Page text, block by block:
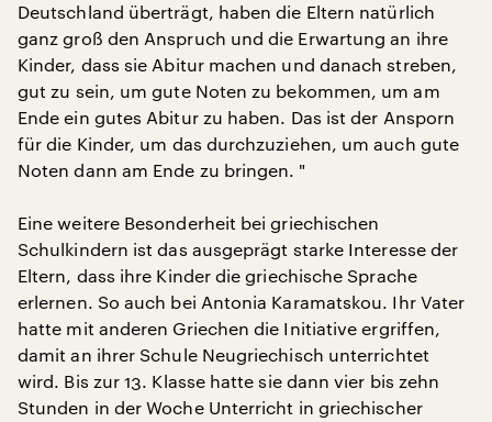
Deutschland überträgt, haben die Eltern natürlich
ganz groß den Anspruch und die Erwartung an ihre
Kinder, dass sie Abitur machen und danach streben,
gut zu sein, um gute Noten zu bekommen, um am
Ende ein gutes Abitur zu haben. Das ist der Ansporn
für die Kinder, um das durchzuziehen, um auch gute
Noten dann am Ende zu bringen. "
Eine weitere Besonderheit bei griechischen
Schulkindern ist das ausgeprägt starke Interesse der
Eltern, dass ihre Kinder die griechische Sprache
erlernen. So auch bei Antonia Karamatskou. Ihr Vater
hatte mit anderen Griechen die Initiative ergriffen,
damit an ihrer Schule Neugriechisch unterrichtet
wird. Bis zur 13. Klasse hatte sie dann vier bis zehn
Stunden in der Woche Unterricht in griechischer